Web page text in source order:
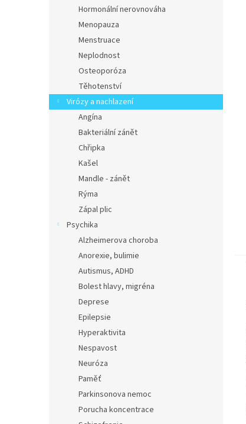
Hormonální nerovnováha
Menopauza
Menstruace
Neplodnost
Osteoporóza
Těhotenství
Virózy a nachlazení
Angína
Bakteriální zánět
Chřipka
Kašel
Mandle - zánět
Rýma
Zápal plic
Psychika
Alzheimerova choroba
Anorexie, bulimie
Autismus, ADHD
Bolest hlavy, migréna
Deprese
Epilepsie
Hyperaktivita
Nespavost
Neuróza
Paměť
Parkinsonova nemoc
Porucha koncentrace